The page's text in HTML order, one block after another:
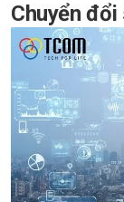
Chuyển